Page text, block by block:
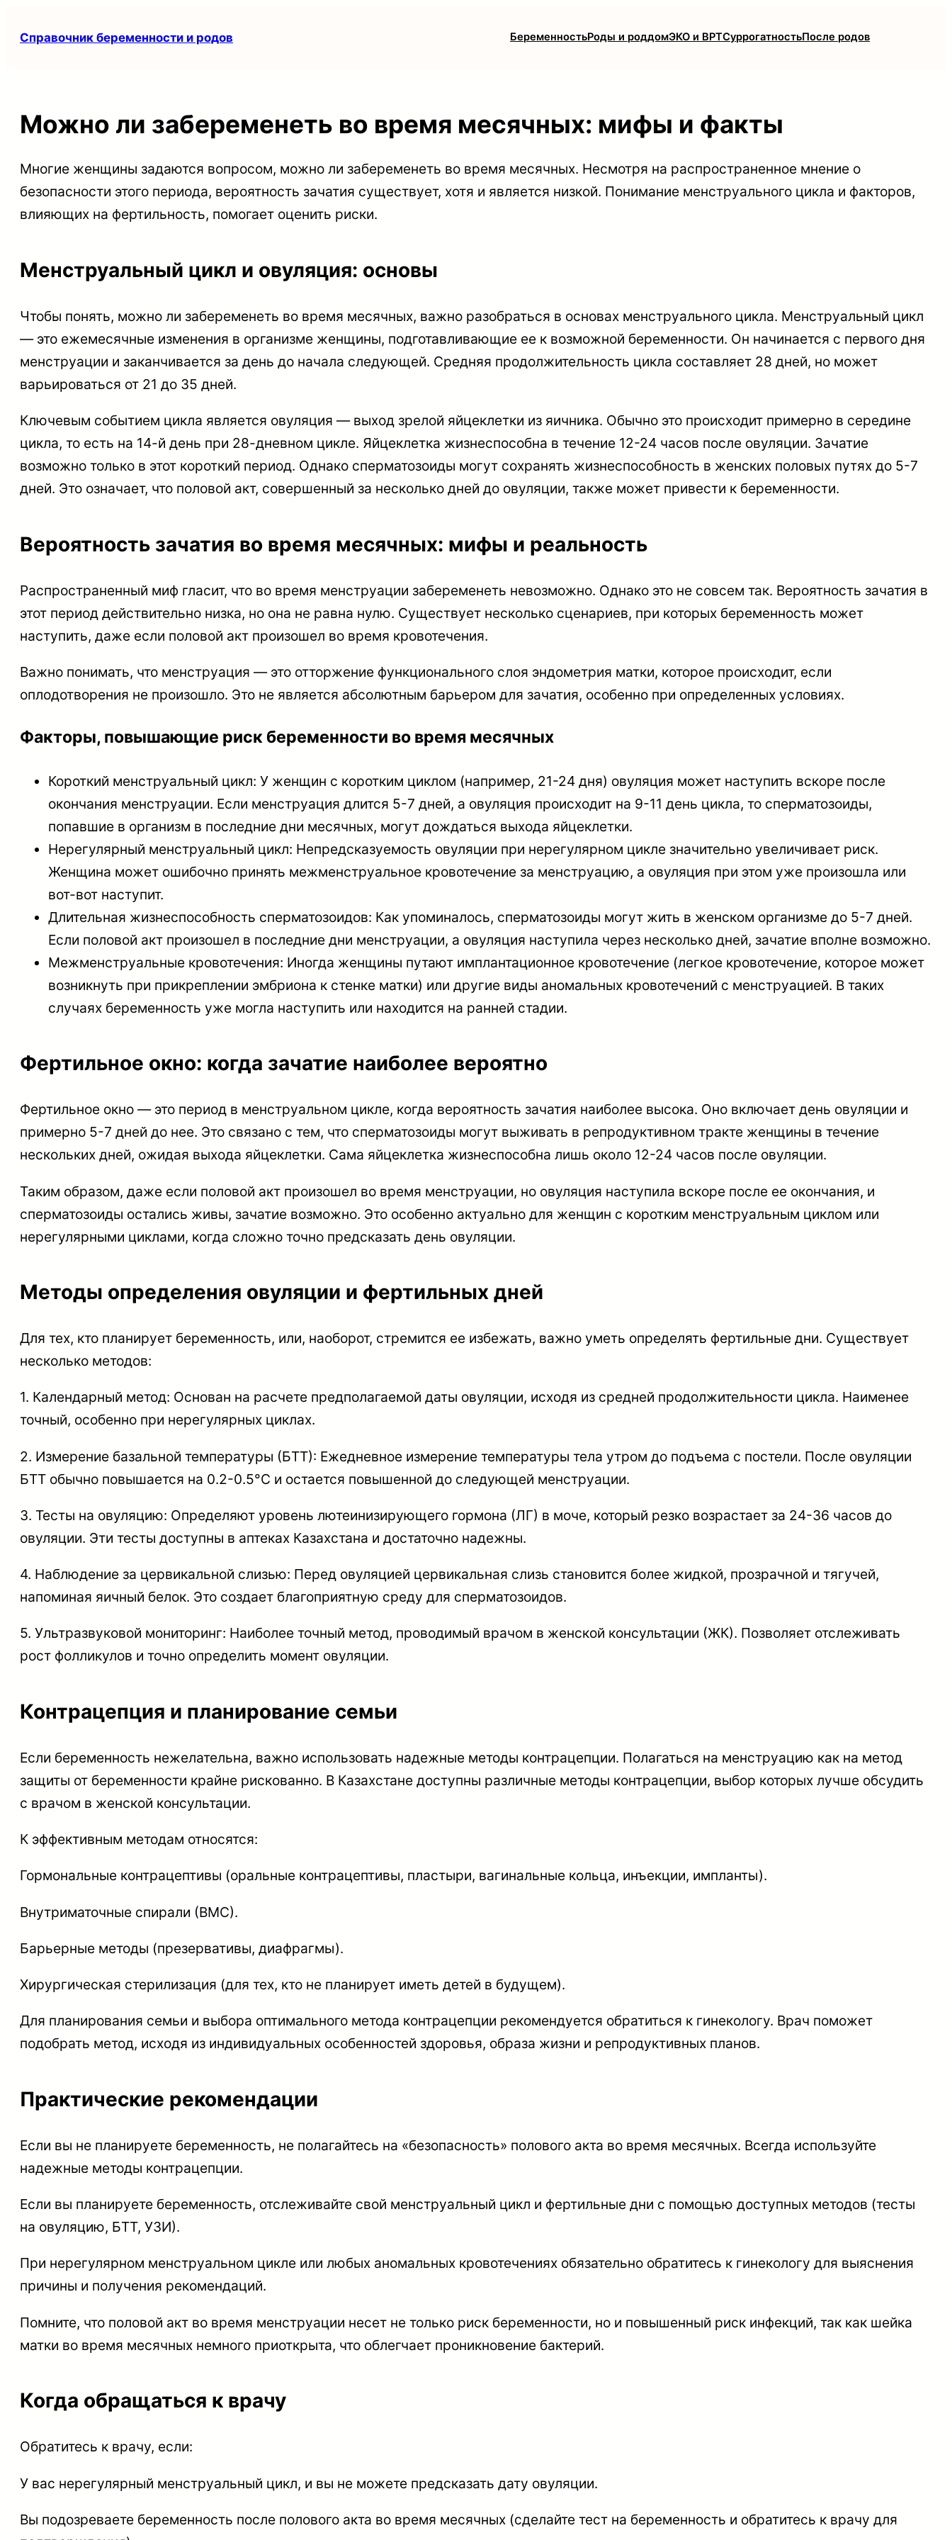
Справочник беременности и родов БеременностьРоды и роддомЭКО и ВРТСуррогатностьПосле родов
Можно ли забеременеть во время месячных: мифы и факты
Многие женщины задаются вопросом, можно ли забеременеть во время месячных. Несмотря на распространенное мнение о
безопасности этого периода, вероятность зачатия существует, хотя и является низкой. Понимание менструального цикла и факторов,
влияющих на фертильность, помогает оценить риски.
Менструальный цикл и овуляция: основы
Чтобы понять, можно ли забеременеть во время месячных, важно разобраться в основах менструального цикла. Менструальный цикл
— это ежемесячные изменения в организме женщины, подготавливающие ее к возможной беременности. Он начинается с первого дня
менструации и заканчивается за день до начала следующей. Средняя продолжительность цикла составляет 28 дней, но может
варьироваться от 21 до 35 дней.
Ключевым событием цикла является овуляция — выход зрелой яйцеклетки из яичника. Обычно это происходит примерно в середине
цикла, то есть на 14-й день при 28-дневном цикле. Яйцеклетка жизнеспособна в течение 12-24 часов после овуляции. Зачатие
возможно только в этот короткий период. Однако сперматозоиды могут сохранять жизнеспособность в женских половых путях до 5-7
дней. Это означает, что половой акт, совершенный за несколько дней до овуляции, также может привести к беременности.
Вероятность зачатия во время месячных: мифы и реальность
Распространенный миф гласит, что во время менструации забеременеть невозможно. Однако это не совсем так. Вероятность зачатия в
этот период действительно низка, но она не равна нулю. Существует несколько сценариев, при которых беременность может
наступить, даже если половой акт произошел во время кровотечения.
Важно понимать, что менструация — это отторжение функционального слоя эндометрия матки, которое происходит, если
оплодотворения не произошло. Это не является абсолютным барьером для зачатия, особенно при определенных условиях.
Факторы, повышающие риск беременности во время месячных
Короткий менструальный цикл: У женщин с коротким циклом (например, 21-24 дня) овуляция может наступить вскоре после
окончания менструации. Если менструация длится 5-7 дней, а овуляция происходит на 9-11 день цикла, то сперматозоиды,
попавшие в организм в последние дни месячных, могут дождаться выхода яйцеклетки.
Нерегулярный менструальный цикл: Непредсказуемость овуляции при нерегулярном цикле значительно увеличивает риск.
Женщина может ошибочно принять межменструальное кровотечение за менструацию, а овуляция при этом уже произошла или
вот-вот наступит.
Длительная жизнеспособность сперматозоидов: Как упоминалось, сперматозоиды могут жить в женском организме до 5-7 дней.
Если половой акт произошел в последние дни менструации, а овуляция наступила через несколько дней, зачатие вполне возможно.
Межменструальные кровотечения: Иногда женщины путают имплантационное кровотечение (легкое кровотечение, которое может
возникнуть при прикреплении эмбриона к стенке матки) или другие виды аномальных кровотечений с менструацией. В таких
случаях беременность уже могла наступить или находится на ранней стадии.
Фертильное окно: когда зачатие наиболее вероятно
Фертильное окно — это период в менструальном цикле, когда вероятность зачатия наиболее высока. Оно включает день овуляции и
примерно 5-7 дней до нее. Это связано с тем, что сперматозоиды могут выживать в репродуктивном тракте женщины в течение
нескольких дней, ожидая выхода яйцеклетки. Сама яйцеклетка жизнеспособна лишь около 12-24 часов после овуляции.
Таким образом, даже если половой акт произошел во время менструации, но овуляция наступила вскоре после ее окончания, и
сперматозоиды остались живы, зачатие возможно. Это особенно актуально для женщин с коротким менструальным циклом или
нерегулярными циклами, когда сложно точно предсказать день овуляции.
Методы определения овуляции и фертильных дней
Для тех, кто планирует беременность, или, наоборот, стремится ее избежать, важно уметь определять фертильные дни. Существует
несколько методов:
1. Календарный метод: Основан на расчете предполагаемой даты овуляции, исходя из средней продолжительности цикла. Наименее
точный, особенно при нерегулярных циклах.
2. Измерение базальной температуры (БТТ): Ежедневное измерение температуры тела утром до подъема с постели. После овуляции
БТТ обычно повышается на 0.2-0.5°C и остается повышенной до следующей менструации.
3. Тесты на овуляцию: Определяют уровень лютеинизирующего гормона (ЛГ) в моче, который резко возрастает за 24-36 часов до
овуляции. Эти тесты доступны в аптеках Казахстана и достаточно надежны.
4. Наблюдение за цервикальной слизью: Перед овуляцией цервикальная слизь становится более жидкой, прозрачной и тягучей,
напоминая яичный белок. Это создает благоприятную среду для сперматозоидов.
5. Ультразвуковой мониторинг: Наиболее точный метод, проводимый врачом в женской консультации (ЖК). Позволяет отслеживать
рост фолликулов и точно определить момент овуляции.
Контрацепция и планирование семьи
Если беременность нежелательна, важно использовать надежные методы контрацепции. Полагаться на менструацию как на метод
защиты от беременности крайне рискованно. В Казахстане доступны различные методы контрацепции, выбор которых лучше обсудить
с врачом в женской консультации.
К эффективным методам относятся:
Гормональные контрацептивы (оральные контрацептивы, пластыри, вагинальные кольца, инъекции, импланты).
Внутриматочные спирали (ВМС).
Барьерные методы (презервативы, диафрагмы).
Хирургическая стерилизация (для тех, кто не планирует иметь детей в будущем).
Для планирования семьи и выбора оптимального метода контрацепции рекомендуется обратиться к гинекологу. Врач поможет
подобрать метод, исходя из индивидуальных особенностей здоровья, образа жизни и репродуктивных планов.
Практические рекомендации
Если вы не планируете беременность, не полагайтесь на «безопасность» полового акта во время месячных. Всегда используйте
надежные методы контрацепции.
Если вы планируете беременность, отслеживайте свой менструальный цикл и фертильные дни с помощью доступных методов (тесты
на овуляцию, БТТ, УЗИ).
При нерегулярном менструальном цикле или любых аномальных кровотечениях обязательно обратитесь к гинекологу для выяснения
причины и получения рекомендаций.
Помните, что половой акт во время менструации несет не только риск беременности, но и повышенный риск инфекций, так как шейка
матки во время месячных немного приоткрыта, что облегчает проникновение бактерий.
Когда обращаться к врачу
Обратитесь к врачу, если:
У вас нерегулярный менструальный цикл, и вы не можете предсказать дату овуляции.
Вы подозреваете беременность после полового акта во время месячных (сделайте тест на беременность и обратитесь к врачу для